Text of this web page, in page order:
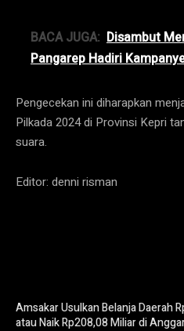
BACA JUGA: Disambut
Pangarep Hadiri
Pengecekan ini diharapkan
Pilkada 2024 di Provinsi Kepri
suara.
Editor: denni risman
Amsakar Usulkan Belanja Daerah
atau Naik Rp208,08 Miliar di